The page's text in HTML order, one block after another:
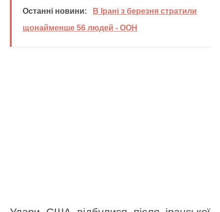
Останні новини:
В Ірані з березня стратили
щонайменше 56 людей - ООН